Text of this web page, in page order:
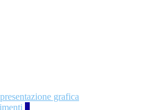
grafica
5